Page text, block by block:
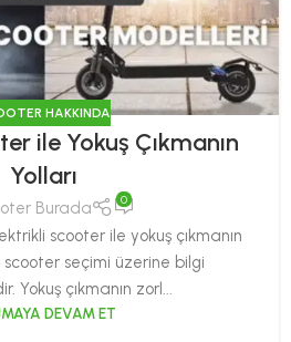
HAKKINDA
ile Yokuş Çıkmanın
Yolları
Burada 0
scooter ile yokuş çıkmanın
seçimi üzerine bilgi
Yokuş çıkmanın zorl...
DEVAM ET